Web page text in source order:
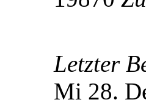
Letzter
Mi 28.